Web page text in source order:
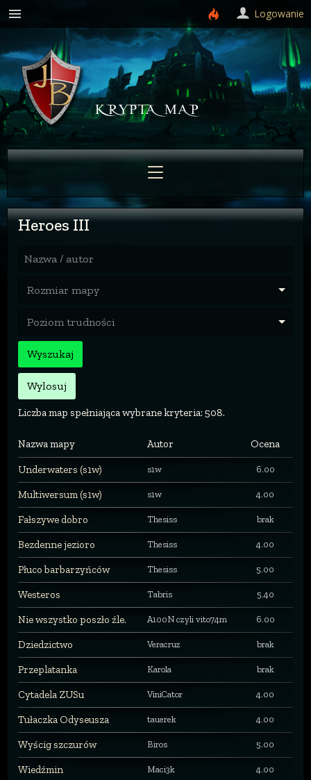
Heroes III
Nazwa / autor
Rozmiar mapy
Poziom trudności
Wyszukaj
Wylosuj
Liczba map spełniająca wybrane kryteria: 508.
Nazwa mapy Autor Ocena
Underwaters (s1w) s1w 6.00
Multiwersum (s1w) s1w 4.00
Fałszywe dobro Thesiss brak
Bezdenne jezioro Thesiss 4.00
Płuco barbarzyńców Thesiss 5.00
Westeros Tabris 5.40
Nie wszystko poszło źle. A100N czyli vito74m 6.00
Dziedzictwo Veracruz brak
Przeplatanka Karola brak
Cytadela ZUSu ViniCator 4.00
Tułaczka Odyseusza tauerek 4.00
Wyścig szczurów Biros 5.00
Wiedźmin Maci3k 4.00
Logowanie